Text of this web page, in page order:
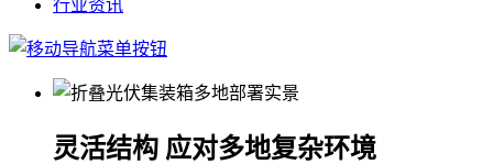
行业资讯
灵活结构 应对多地复杂环境